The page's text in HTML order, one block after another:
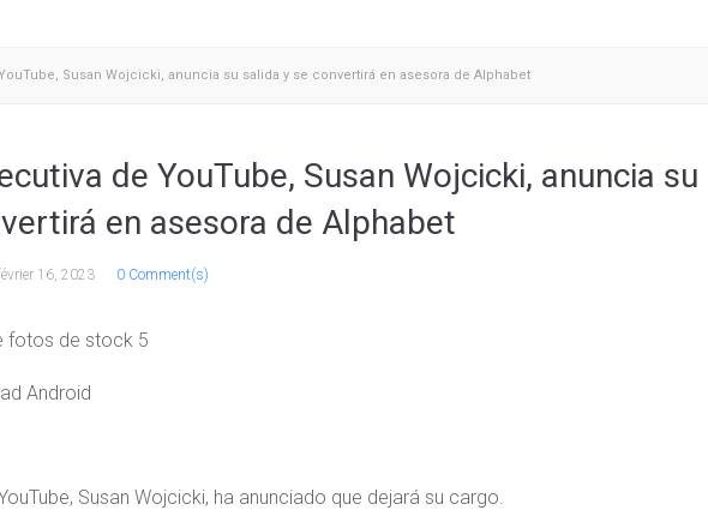
Susan Wojcicki, anuncia su salida y se convertirá en asesora de Alphabet
de YouTube, Susan Wojcicki, anuncia su
en asesora de Alphabet
16, 2023 0 Comment(s)
Android
Susan Wojcicki, ha anunciado que dejará su cargo.